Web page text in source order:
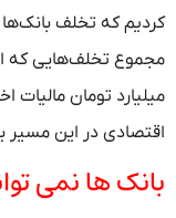
میلیارد تومان
اقتصادی در این مسیر
بانک ها نمی